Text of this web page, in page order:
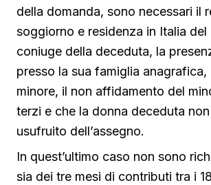
della domanda, sono necessari il
soggiorno e residenza in Italia del
coniuge della deceduta, la
presso la sua famiglia anagrafica,
minore, il non affidamento del
terzi e che la donna deceduta
usufruito dell’assegno.
In quest’ultimo caso non sono
sia dei tre mesi di contributi tra i